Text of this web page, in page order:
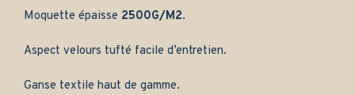
Moquette épaisse 2500G/M2.
Aspect velours tufté facile d’entretien.
Ganse textile haut de gamme.